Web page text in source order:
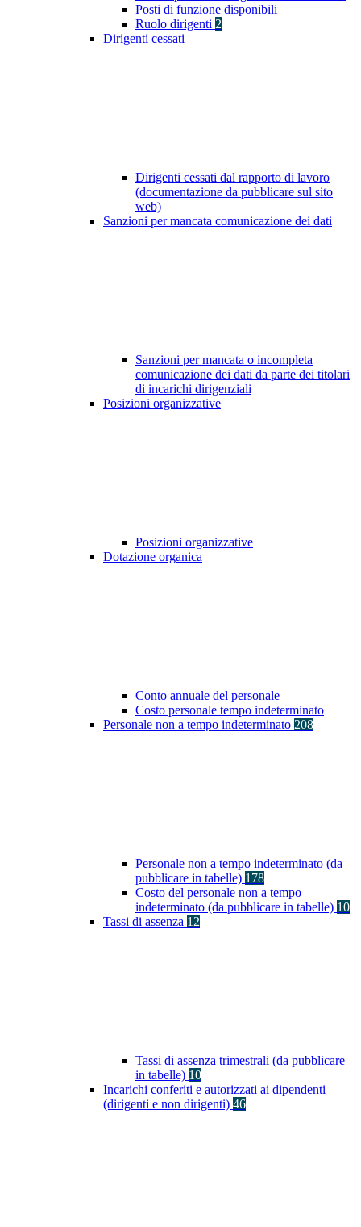
Posti di funzione disponibili
Ruolo dirigenti 2
Dirigenti cessati
Dirigenti cessati dal rapporto di lavoro
(documentazione da pubblicare sul sito
web)
Sanzioni per mancata comunicazione dei dati
Sanzioni per mancata o incompleta
comunicazione dei dati da parte dei titolari
di incarichi dirigenziali
Posizioni organizzative
Posizioni organizzative
Dotazione organica
Conto annuale del personale
Costo personale tempo indeterminato
Personale non a tempo indeterminato 208
Personale non a tempo indeterminato (da
pubblicare in tabelle) 178
Costo del personale non a tempo
indeterminato (da pubblicare in tabelle) 10
Tassi di assenza 12
Tassi di assenza trimestrali (da pubblicare
in tabelle) 10
Incarichi conferiti e autorizzati ai dipendenti
(dirigenti e non dirigenti) 46